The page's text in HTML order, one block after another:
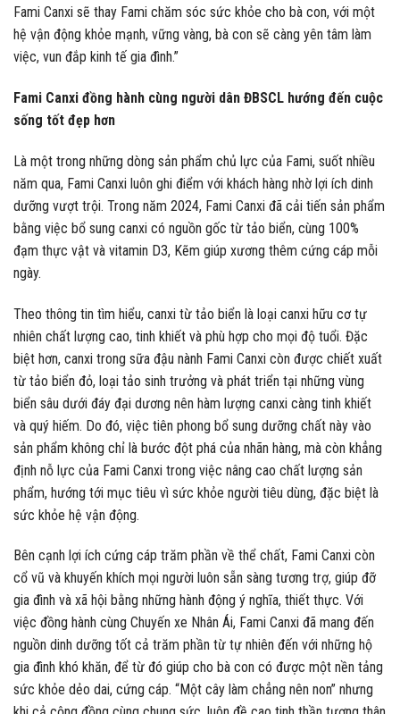
Fami Canxi sẽ thay Fami chăm sóc sức khỏe cho bà con, với một
hệ vận động khỏe mạnh, vững vàng, bà con sẽ càng yên tâm làm
việc, vun đắp kinh tế gia đình.”
Fami Canxi đồng hành cùng người dân ĐBSCL hướng đến cuộc
sống tốt đẹp hơn
Là một trong những dòng sản phẩm chủ lực của Fami, suốt nhiều
năm qua, Fami Canxi luôn ghi điểm với khách hàng nhờ lợi ích dinh
dưỡng vượt trội. Trong năm 2024, Fami Canxi đã cải tiến sản phẩm
bằng việc bổ sung canxi có nguồn gốc từ tảo biển, cùng 100%
đạm thực vật và vitamin D3, Kẽm giúp xương thêm cứng cáp mỗi
ngày.
Theo thông tin tìm hiểu, canxi từ tảo biển là loại canxi hữu cơ tự
nhiên chất lượng cao, tinh khiết và phù hợp cho mọi độ tuổi. Đặc
biệt hơn, canxi trong sữa đậu nành Fami Canxi còn được chiết xuất
từ tảo biển đỏ, loại tảo sinh trưởng và phát triển tại những vùng
biển sâu dưới đáy đại dương nên hàm lượng canxi càng tinh khiết
và quý hiếm. Do đó, việc tiên phong bổ sung dưỡng chất này vào
sản phẩm không chỉ là bước đột phá của nhãn hàng, mà còn khẳng
định nỗ lực của Fami Canxi trong việc nâng cao chất lượng sản
phẩm, hướng tới mục tiêu vì sức khỏe người tiêu dùng, đặc biệt là
sức khỏe hệ vận động.
Bên cạnh lợi ích cứng cáp trăm phần về thể chất, Fami Canxi còn
cổ vũ và khuyến khích mọi người luôn sẵn sàng tương trợ, giúp đỡ
gia đình và xã hội bằng những hành động ý nghĩa, thiết thực. Với
việc đồng hành cùng Chuyến xe Nhân Ái, Fami Canxi đã mang đến
nguồn dinh dưỡng tốt cả trăm phần từ tự nhiên đến với những hộ
gia đình khó khăn, để từ đó giúp cho bà con có được một nền tảng
sức khỏe dẻo dai, cứng cáp. “Một cây làm chẳng nên non” nhưng